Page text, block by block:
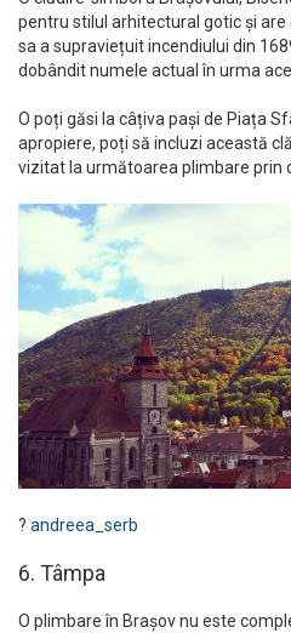
pentru stilul arhitectural gotic și
sa a supraviețuit incendiului din
dobândit numele actual în urma
O poți găsi la câțiva pași de Piața
apropiere, poți să incluzi această
vizitat la următoarea plimbare prin
? andreea_serb
6. Tâmpa
O plimbare în Brașov nu este